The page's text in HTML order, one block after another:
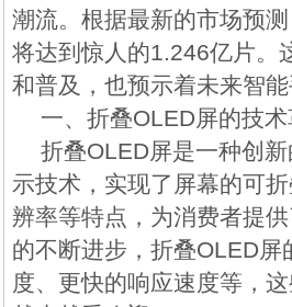
潮流。根据最新的市场预
将达到惊人的1.246亿片。
和普及，也预示着未来智
一、折叠OLED屏的技
折叠OLED屏是一种创
示技术，实现了屏幕的可
辨率等特点，为消费者提
的不断进步，折叠OLED
度、更快的响应速度等，